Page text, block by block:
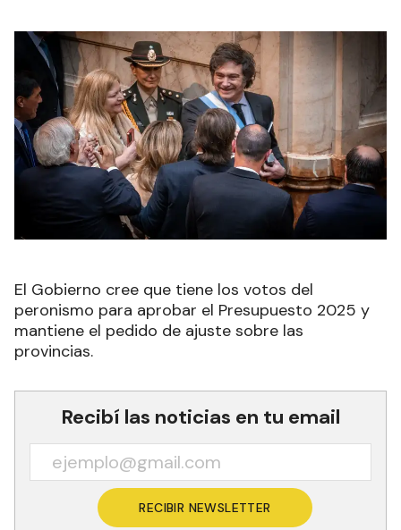
El Gobierno cree que tiene los votos del
peronismo para aprobar el Presupuesto 2025 y
mantiene el pedido de ajuste sobre las
provincias.
Recibí las noticias en tu email
RECIBIR NEWSLETTER